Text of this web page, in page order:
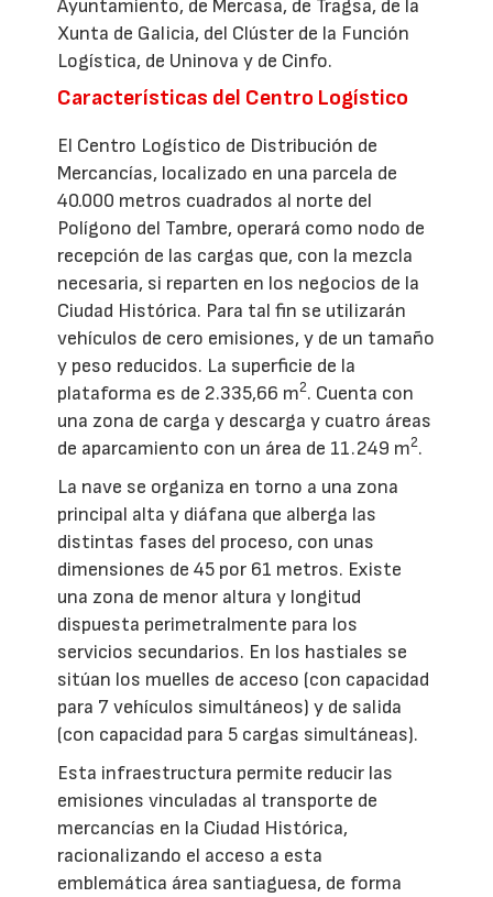
Ayuntamiento, de Mercasa, de Tragsa, de la
Xunta de Galicia, del Clúster de la Función
Logística, de Uninova y de Cinfo.
Características del Centro Logístico
El Centro Logístico de Distribución de
Mercancías, localizado en una parcela de
40.000 metros cuadrados al norte del
Polígono del Tambre, operará como nodo de
recepción de las cargas que, con la mezcla
necesaria, si reparten en los negocios de la
Ciudad Histórica. Para tal fin se utilizarán
vehículos de cero emisiones, y de un tamaño
y peso reducidos. La superficie de la
plataforma es de 2.335,66 m2. Cuenta con
una zona de carga y descarga y cuatro áreas
de aparcamiento con un área de 11.249 m2.
La nave se organiza en torno a una zona
principal alta y diáfana que alberga las
distintas fases del proceso, con unas
dimensiones de 45 por 61 metros. Existe
una zona de menor altura y longitud
dispuesta perimetralmente para los
servicios secundarios. En los hastiales se
sitúan los muelles de acceso (con capacidad
para 7 vehículos simultáneos) y de salida
(con capacidad para 5 cargas simultáneas).
Esta infraestructura permite reducir las
emisiones vinculadas al transporte de
mercancías en la Ciudad Histórica,
racionalizando el acceso a esta
emblemática área santiaguesa, de forma